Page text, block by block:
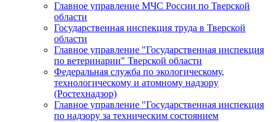
Главное управление МЧС России по Тверской
области
Государственная инспекция труда в Тверской
области
Главное управление "Государственная инспекция
по ветеринарии" Тверской области
Федеральная служба по экологическому,
технологическому и атомному надзору
(Ростехнадзор)
Главное управление "Государственная инспекция
по надзору за техническим состоянием